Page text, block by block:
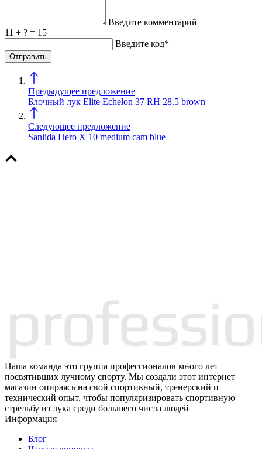
Введите комментарий
11 + ? = 15
Введите код*
Предыдущее предложение
Блочный лук Elite Echelon 37 RH 28.5 brown
Следующее предложение
Sanlida Hero X 10 medium cam blue
Наша команда это группа профессионалов много лет
посвятивших лучному спорту. Мы создали этот интернет
магазин опираясь на свой спортивный, тренерский и
технический опыт, чтобы популяризировать спортивную
стрельбу из лука среди большего числа людей
Информация
Блог